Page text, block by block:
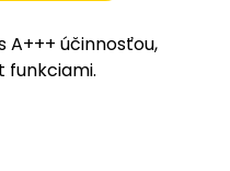
A+++ účinnosťou,
funkciami.